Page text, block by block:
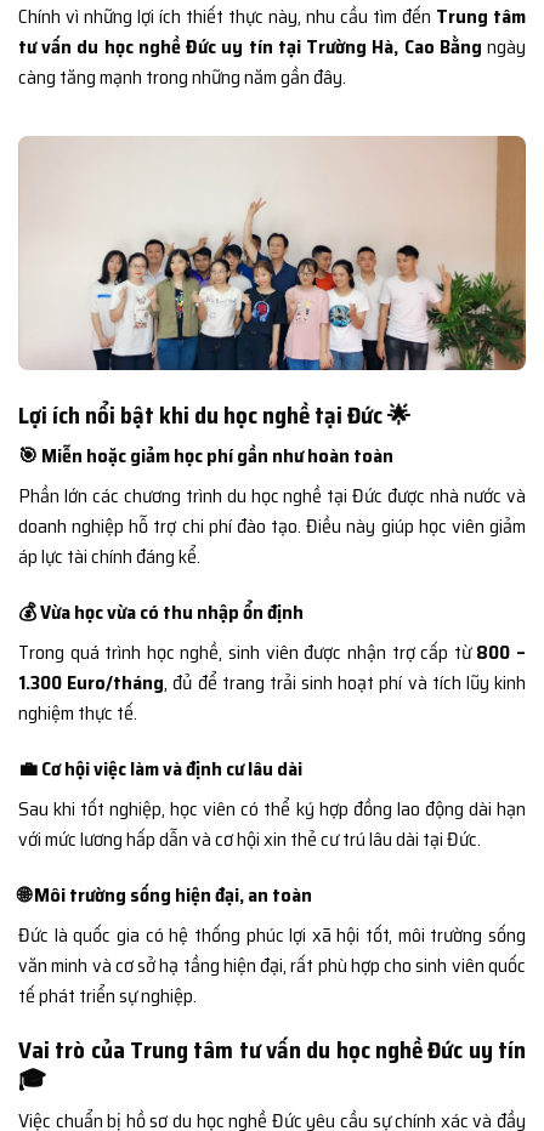
Chính vì những lợi ích thiết thực này, nhu cầu tìm đến Trung tâm
tư vấn du học nghề Đức uy tín tại Trường Hà, Cao Bằng ngày
càng tăng mạnh trong những năm gần đây.
Lợi ích nổi bật khi du học nghề tại Đức 🌟
🎯 Miễn hoặc giảm học phí gần như hoàn toàn
Phần lớn các chương trình du học nghề tại Đức được nhà nước và
doanh nghiệp hỗ trợ chi phí đào tạo. Điều này giúp học viên giảm
áp lực tài chính đáng kể.
💰 Vừa học vừa có thu nhập ổn định
Trong quá trình học nghề, sinh viên được nhận trợ cấp từ800 –
1.300 Euro/tháng, đủ để trang trải sinh hoạt phí và tích lũy kinh
nghiệm thực tế.
💼 Cơ hội việc làm và định cư lâu dài
Sau khi tốt nghiệp, học viên có thể ký hợp đồng lao động dài hạn
với mức lương hấp dẫn và cơ hội xin thẻ cư trú lâu dài tại Đức.
🌐 Môi trường sống hiện đại, an toàn
Đức là quốc gia có hệ thống phúc lợi xã hội tốt, môi trường sống
văn minh và cơ sở hạ tầng hiện đại, rất phù hợp cho sinh viên quốc
tế phát triển sự nghiệp.
Vai trò của Trung tâm tư vấn du học nghề Đức uy tín
🎓
Việc chuẩn bị hồ sơ du học nghề Đức yêu cầu sự chính xác và đầy